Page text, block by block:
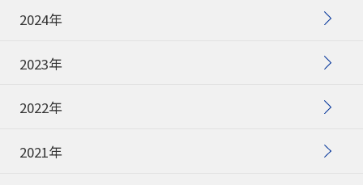
2024年
2023年
2022年
2021年